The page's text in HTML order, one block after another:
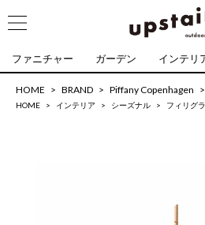
ファニチャー ガーデン インテリ
HOME BRAND Piffany Copenhagen
HOME インテリア シーズナル フィリグ